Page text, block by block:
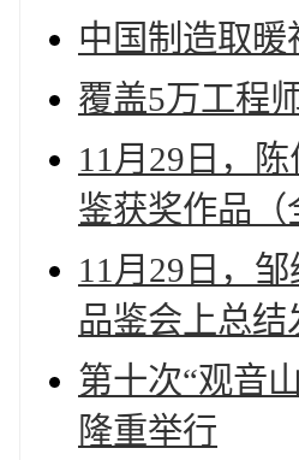
中国制造取
覆盖5万工程
11月29日，
鉴获奖作品（
11月29日，
品鉴会上总结
第十次“观音
隆重举行